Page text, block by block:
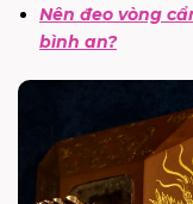
Nên đeo vòng
bình an?